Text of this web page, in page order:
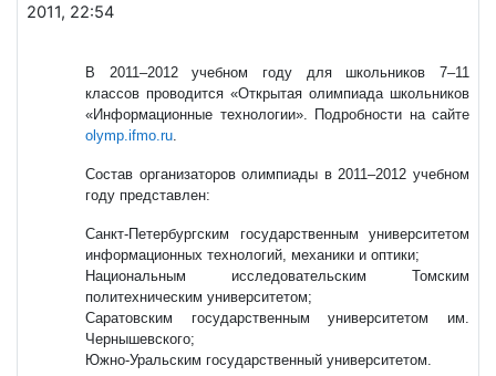
2011, 22:54
В 2011–2012 учебном году для школьников 7–11
классов проводится «Открытая олимпиада школьников
«Информационные технологии». Подробности на сайте
olymp.ifmo.ru
Состав организаторов олимпиады в 2011–2012 учебном
году представлен:
Санкт-Петербургским государственным университетом
информационных технологий, механики и оптики;
Национальным исследовательским Томским
политехническим университетом;
Саратовским государственным университетом им.
Чернышевского;
Южно-Уральским государственный университетом.